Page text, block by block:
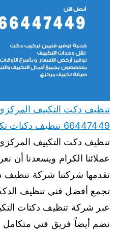
تنظيف دكت التكييف المركزي
66447449 تنظيف دكتات تكييف وشفاطات
تنظيف دكت التكييف
عملائنا الكرام ويسعدنا أن
تقدمها شركتنا شركة تنظيف
تجمع أفضل فني تنظيف
عبر شركة تنظيف دكتات
نضم أيضاً فريق فني متكامل